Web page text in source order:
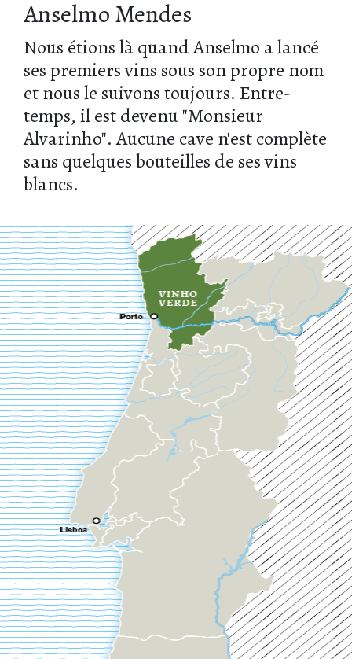
Anselmo Mendes
Nous étions là quand Anselmo a lancé
ses premiers vins sous son propre nom
et nous le suivons toujours. Entre-
temps, il est devenu "Monsieur
Alvarinho". Aucune cave n'est complète
sans quelques bouteilles de ses vins
blancs.